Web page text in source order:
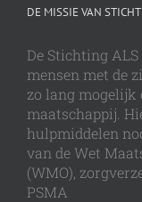
DE MISSIE VAN
De Stichting
mensen met de
zo lang
maatschappij.
hulpmiddelen
van de Wet
(WMO),
PSMA